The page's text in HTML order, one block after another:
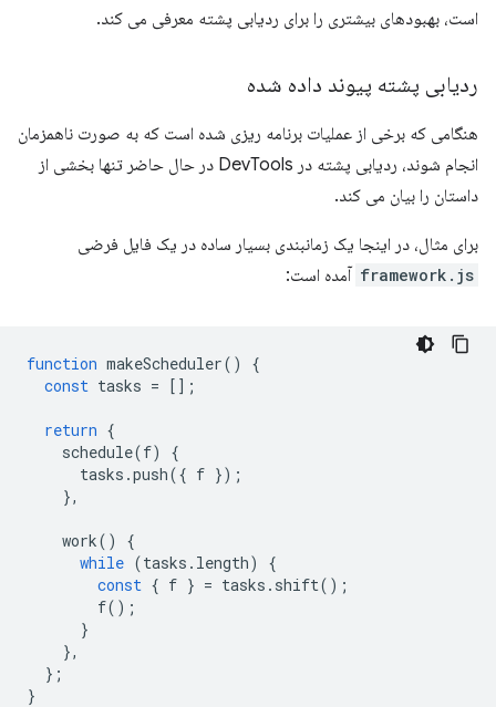
است، بهبودهای بیشتری را برای ردیابی پشته معرفی می کند.
ردیابی پشته پیوند داده شده
هنگامی که برخی از عملیات برنامه ریزی شده است که به صورت ناهمزمان
انجام شوند، ردیابی پشته در DevTools در حال حاضر تنها بخشی از
داستان را بیان می کند.
برای مثال، در اینجا یک زمانبندی بسیار ساده در یک فایل فرضی
framework.js آمده است:
function makeScheduler()
{
const tasks = [];
return {
schedule(f)
{
tasks .push({ f });
},
work()
{
while (tasks . length)
{
const { f } = tasks . shift();
f();
}
},
};
}